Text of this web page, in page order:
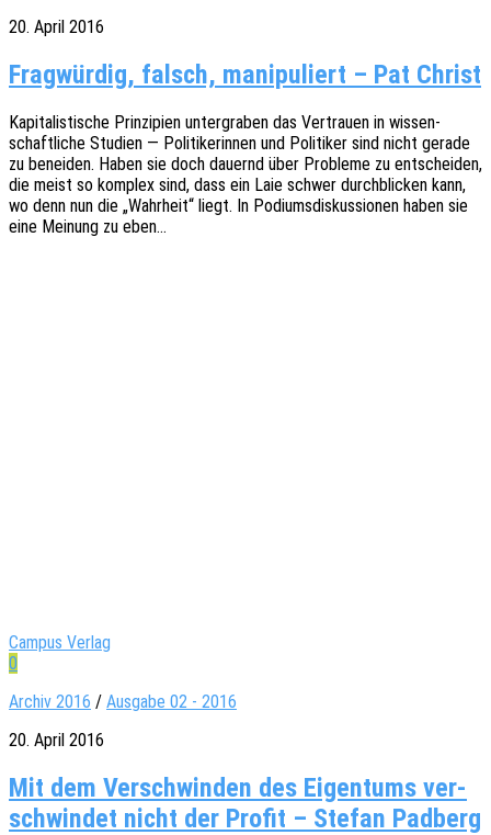
20. April 2016
Frag­wür­dig, falsch, mani­pu­liert – Pat Christ
Kapi­ta­lis­ti­sche Prin­zi­pi­en unter­gra­ben das Vertrau­en in wissen­
schaft­li­che Studi­en — Poli­ti­ke­rin­nen und Poli­ti­ker sind nicht gerade
zu benei­den. Haben sie doch dauernd über Proble­me zu entschei­den,
die meist so komplex sind, dass ein Laie schwer durch­bli­cken kann,
wo denn nun die „Wahr­heit“ liegt. In Podi­ums­dis­kus­sio­nen haben sie
eine Meinung zu eben…
Campus Verlag
0
Archiv 2016 / Ausgabe 02 - 2016
20. April 2016
Mit dem Ver­schwin­den des Eigen­tums ver­
schwin­det nicht der Pro­fit – Ste­fan Padberg